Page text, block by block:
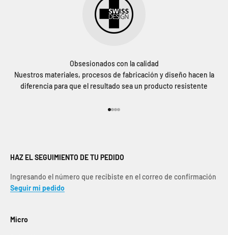
Obsesionados con la calidad
Nuestros materiales, procesos de fabricación y diseño hacen la
diferencia para que el resultado sea un producto resistente
HAZ EL SEGUIMIENTO DE TU PEDIDO
Ingresando el número que recibiste en el correo de confirmación
Seguir mi pedido
Micro